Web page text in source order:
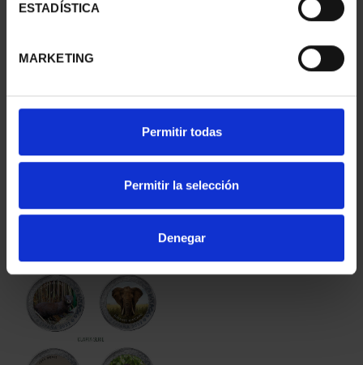
ESTADÍSTICA
MARKETING
Permitir todas
Permitir la selección
Denegar
ENTREGA
COMPLETA